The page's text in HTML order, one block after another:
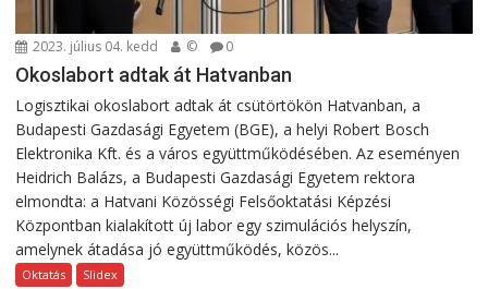
2023. július 04. kedd © 0
Okoslabort adtak át Hatvanban
Logisztikai okoslabort adtak át csütörtökön Hatvanban, a
Budapesti Gazdasági Egyetem (BGE), a helyi Robert Bosch
Elektronika Kft. és a város együttműködésében. Az eseményen
Heidrich Balázs, a Budapesti Gazdasági Egyetem rektora
elmondta: a Hatvani Közösségi Felsőoktatási Képzési
Központban kialakított új labor egy szimulációs helyszín,
amelynek átadása jó együttműködés, közös...
Oktatás Slidex